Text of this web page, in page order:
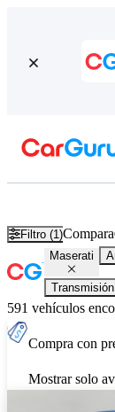
Filtro (1)Compara
Maserati
Transmisión
591 vehículos
Compra con
Mostrar solo